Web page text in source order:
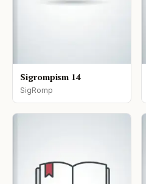
Sigrompism 14
SigRomp